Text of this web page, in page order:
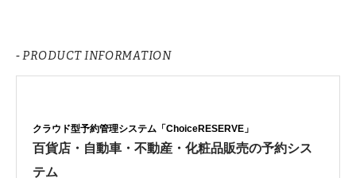
- PRODUCT INFORMATION
クラウド型予約管理システム「ChoiceRESERVE」
百貨店・自動車・不動産・化粧品販売の予約シス
テム